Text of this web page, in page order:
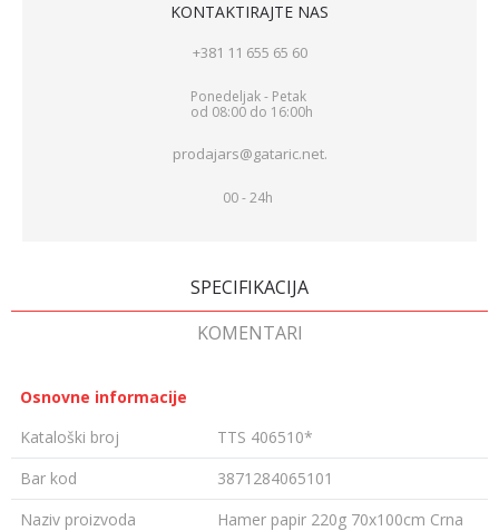
KONTAKTIRAJTE NAS
+381 11 655 65 60
Ponedeljak - Petak
od 08:00 do 16:00h
prodajars@gataric.net.
00 - 24h
SPECIFIKACIJA
KOMENTARI
Osnovne informacije
Kataloški broj
TTS 406510*
Bar kod
3871284065101
Naziv proizvoda
Hamer papir 220g 70x100cm Crna